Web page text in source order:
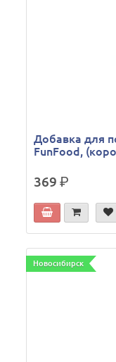
Добавка для
FunFood,
369р.
Новосибирск